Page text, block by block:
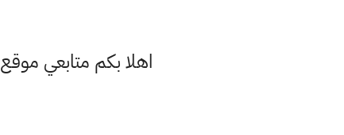
اهلا بكم متابعي